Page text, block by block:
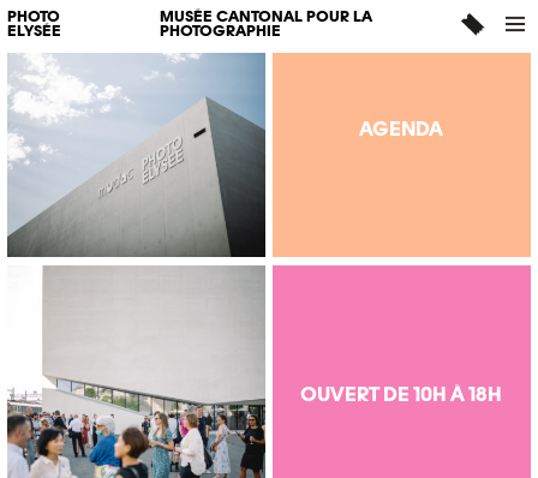
PHOTO
ELYSÉE
MUSÉE CANTONAL POUR LA
PHOTOGRAPHIE
AGENDA
OUVERT DE 10H À 18H